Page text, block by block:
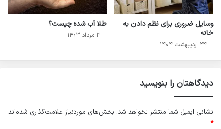
وسایل ضروری برای نظم دادن به
خانه
۲۴ اردیبهشت ۱۴۰۴
طلا آب شده چیست؟
۳ مرداد ۱۴۰۳
دیدگاهتان را بنویسید
نشانی ایمیل شما منتشر نخواهد شد. بخش‌های موردنیاز علامت‌گذاری شده‌اند
*